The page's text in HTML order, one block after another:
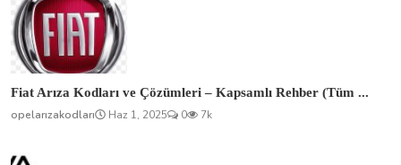
Fiat Arıza Kodları ve Çözümleri – Kapsamlı Rehber (Tüm ...
opelarızakodları
Haz 1, 2025 0 7k